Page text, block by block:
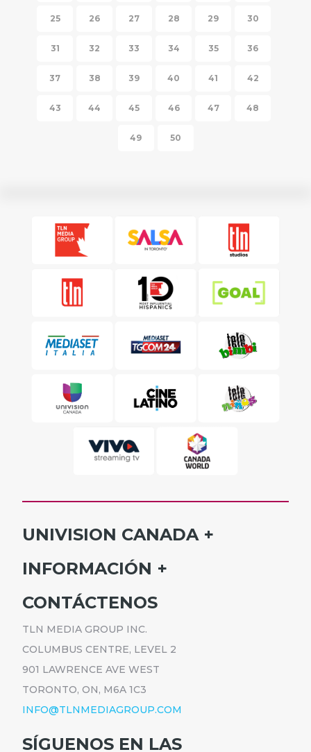
25 26 27 28 29 30
31 32 33 34 35 36
37 38 39 40 41 42
43 44 45 46 47 48
49 50
UNIVISION CANADA
INICIO
PROGRAMAS
INFORMACIÓN
SUSCRÍBETE
CARRERAS
POLÍTICA DE PRIVACIDAD
ACCESIBILIDAD
CONTÁCTENOS
TLN MEDIA GROUP INC.
COLUMBUS CENTRE, LEVEL 2
901 LAWRENCE AVE WEST
TORONTO, ON, M6A 1C3
INFO@TLNMEDIAGROUP.COM
SÍGUENOS EN LAS